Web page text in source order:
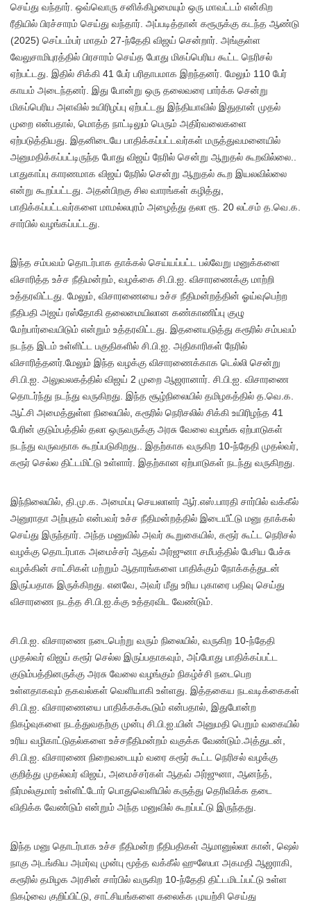
செய்து வந்தார். ஒவ்வொரு சனிக்கிழமையும் ஒரு மாவட்டம் என்கிற
ரீதியில் பிரச்சாரம் செய்து வந்தார். அப்படித்தான் கரூருக்கு கடந்த ஆண்டு
(2025) செப்டம்பர் மாதம் 27-ந்தேதி விஜய் சென்றார். அங்குள்ள
வேலுசாமிபுரத்தில் பிரசாரம் செய்த போது மிகப்பெரிய கூட்ட நெரிசல்
ஏற்பட்டது. இதில் சிக்கி 41 பேர் பரிதாபமாக இறந்தனர். மேலும் 110 பேர்
காயம் அடைந்தனர். இது போன்று ஒரு தலைவரை பார்க்க சென்று
மிகப்பெரிய அளவில் உயிரிழப்பு ஏற்பட்டது இந்தியாவில் இதுதான் முதல்
முறை என்பதால், மொத்த நாட்டிலும் பெரும் அதிர்வலைகளை
ஏற்படுத்தியது. இதனிடையே பாதிக்கப்பட்டவர்கள் மருத்துவமனையில்
அனுமதிக்கப்பட்டிருந்த போது விஜய் நேரில் சென்று ஆறுதல் கூறவில்லை..
பாதுகாப்பு காரணமாக விஜய் நேரில் சென்று ஆறுதல் கூற இயலவில்லை
என்று கூறப்பட்டது. அதன்பிறகு சில வாரங்கள் கழித்து,
பாதிக்கப்பட்டவர்களை மாமல்லபுரம் அழைத்து தலா ரூ. 20 லட்சம் த.வெ.க.
சார்பில் வழங்கப்பட்டது.
இந்த சம்பவம் தொடர்பாக தாக்கல் செய்யப்பட்ட பல்வேறு மனுக்களை
விசாரித்த உச்ச நீதிமன்றம், வழக்கை சி.பி.ஐ. விசாரணைக்கு மாற்றி
உத்தரவிட்டது. மேலும், விசாரணையை உச்ச நீதிமன்றத்தின் ஓய்வுபெற்ற
நீதிபதி அஜய் ரஸ்தோகி தலைமையிலான கண்காணிப்பு குழு
மேற்பார்வையிடும் என்றும் உத்தரவிட்டது. இதனையடுத்து கரூரில் சம்பவம்
நடந்த இடம் உள்ளிட்ட பகுதிகளில் சி.பி.ஐ. அதிகாரிகள் நேரில்
விசாரித்தனர்.மேலும் இந்த வழக்கு விசாரணைக்காக டெல்லி சென்று
சி.பி.ஐ. அலுவலகத்தில் விஜய் 2 முறை ஆஜரானார். சி.பி.ஐ. விசாரணை
தொடர்ந்து நடந்து வருகிறது. இந்த சூழ்நிலையில் தமிழகத்தில் த.வெ.க.
ஆட்சி அமைத்துள்ள நிலையில், கரூரில் நெரிசலில் சிக்கி உயிரிழந்த 41
பேரின் குடும்பத்தில் தலா ஒருவருக்கு அரசு வேலை வழங்க ஏற்பாடுகள்
நடந்து வருவதாக கூறப்படுகிறது.. இதற்காக வருகிற 10-ந்தேதி முதல்வர்,
கரூர் செல்ல திட்டமிட்டு உள்ளார். இதற்கான ஏற்பாடுகள் நடந்து வருகிறது.
இந்நிலையில், தி.மு.க. அமைப்பு செயலாளர் ஆர்.எஸ்.பாரதி சார்பில் வக்கீல்
அனுராதா அற்புதம் என்பவர் உச்ச நீதிமன்றத்தில் இடையீட்டு மனு தாக்கல்
செய்து இருந்தார். அந்த மனுவில் அவர் கூறுகையில், கரூர் கூட்ட நெரிசல்
வழக்கு தொடர்பாக அமைச்சர் ஆதவ் அர்ஜுனா சமீபத்தில் பேசிய பேச்சு
வழக்கின் சாட்சிகள் மற்றும் ஆதாரங்களை பாதிக்கும் நோக்கத்துடன்
இருப்பதாக இருக்கிறது. எனவே, அவர் மீது உரிய புகாரை பதிவு செய்து
விசாரணை நடத்த சி.பி.ஐ.க்கு உத்தரவிட வேண்டும்.
சி.பி.ஐ. விசாரணை நடைபெற்று வரும் நிலையில், வருகிற 10-ந்தேதி
முதல்வர் விஜய் கரூர் செல்ல இருப்பதாகவும், அப்போது பாதிக்கப்பட்ட
குடும்பத்தினருக்கு அரசு வேலை வழங்கும் நிகழ்ச்சி நடைபெற
உள்ளதாகவும் தகவல்கள் வெளியாகி உள்ளது. இத்தகைய நடவடிக்கைகள்
சி.பி.ஐ. விசாரணையை பாதிக்கக்கூடும் என்பதால், இதுபோன்ற
நிகழ்வுகளை நடத்துவதற்கு முன்பு சி.பி.ஐ.யின் அனுமதி பெறும் வகையில்
உரிய வழிகாட்டுதல்களை உச்சநீதிமன்றம் வகுக்க வேண்டும்.அத்துடன்,
சி.பி.ஐ. விசாரணை நிறைவடையும் வரை கரூர் கூட்ட நெரிசல் வழக்கு
குறித்து முதல்வர் விஜய், அமைச்சர்கள் ஆதவ் அர்ஜுனா, ஆனந்த்,
நிர்மல்குமார் உள்ளிட்டோர் பொதுவெளியில் கருத்து தெரிவிக்க தடை
விதிக்க வேண்டும் என்றும் அந்த மனுவில் கூறப்பட்டு இருந்தது.
இந்த மனு தொடர்பாக உச்ச நீதிமன்ற நீதிபதிகள் ஆமானுல்லா கான், ஷெல்
நாகு அடங்கிய அமர்வு முன்பு மூத்த வக்கீல் ஹுஸேபா அகமதி ஆஜராகி,
கரூரில் தமிழக அரசின் சார்பில் வருகிற 10-ந்தேதி திட்டமிடப்பட்டு உள்ள
நிகழ்வை குறிப்பிட்டு, சாட்சியங்களை கலைக்க முயற்சி செய்து